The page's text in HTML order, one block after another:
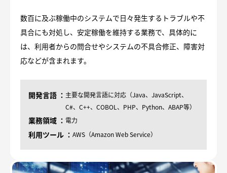
数百に及ぶ稼働中のシステムで日々発生するトラブルや不
具合にも対処し、安定稼働を維持する業務で、具体的に
は、利用者からの問合せやシステムの不具合修正、障害対
応などが含まれます。
開発言語
主要な開発言語に対応（Java、JavaScript、
C#、C++、COBOL、PHP、Python、ABAP等）
業務領域 電力
利用ツール AWS（Amazon Web Service）